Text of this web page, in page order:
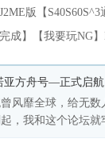
版【S40S60S^3
完成】【我要玩NG
方舟号—正式启航
风靡全球，给无
，我和这个论坛